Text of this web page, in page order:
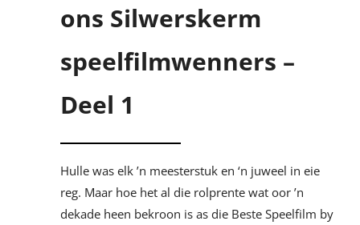
ons Silwerskerm
speelfilmwenners –
Deel 1
Hulle was elk ’n meesterstuk en ‘n juweel in eie
reg. Maar hoe het al die rolprente wat oor ’n
dekade heen bekroon is as die Beste Speelfilm by